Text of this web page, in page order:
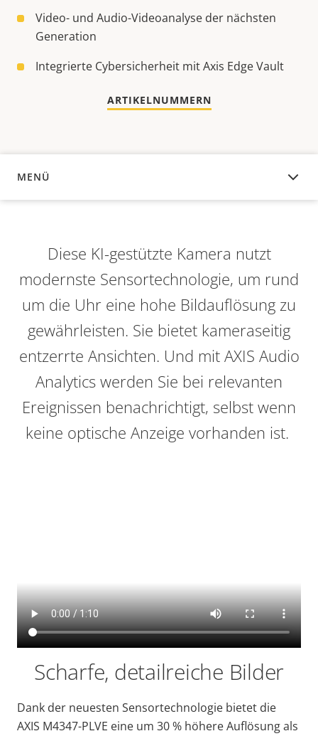
Video- und Audio-Videoanalyse der nächsten
Generation
Integrierte Cybersicherheit mit Axis Edge Vault
ARTIKELNUMMERN
MENÜ
ÜBERSICHT
Diese KI-gestützte Kamera nutzt
modernste Sensortechnologie, um rund
um die Uhr eine hohe Bildauflösung zu
gewährleisten. Sie bietet kameraseitig
entzerrte Ansichten. Und mit AXIS Audio
Analytics werden Sie bei relevanten
Ereignissen benachrichtigt, selbst wenn
keine optische Anzeige vorhanden ist.
Scharfe, detailreiche Bilder
Dank der neuesten Sensortechnologie bietet die
AXIS M4347-PLVE eine um 30 % höhere Auflösung als